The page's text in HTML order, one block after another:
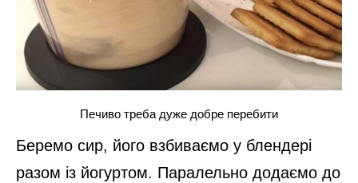
Печиво треба дуже добре перебити
Беремо сир, його взбиваємо у блендері
разом із йогуртом. Паралельно додаємо до